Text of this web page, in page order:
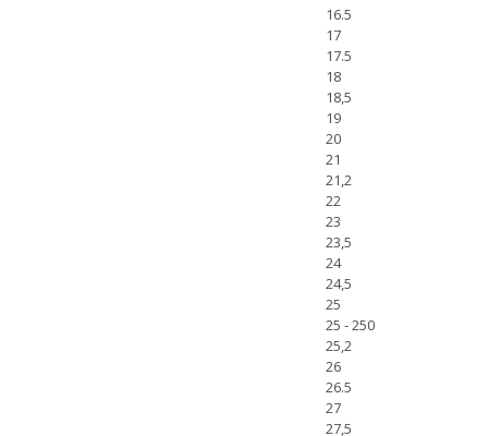
16.5
17
17.5
18
18,5
19
20
21
21,2
22
23
23,5
24
24,5
25
25 - 250
25,2
26
26.5
27
27,5